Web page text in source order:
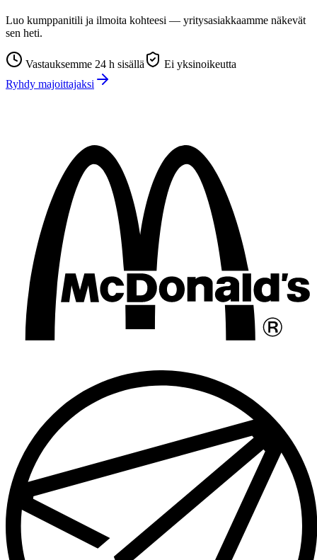
Luo kumppanitili ja ilmoita kohteesi — yritysasiakkaamme näkevät
sen heti.
Vastauksemme 24 h sisällä
Ei yksinoikeutta
Ryhdy majoittajaksi